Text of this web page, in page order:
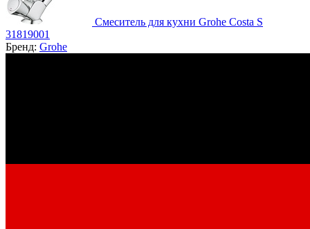
Смеситель для кухни Grohe Costa S
31819001
Бренд: Grohe